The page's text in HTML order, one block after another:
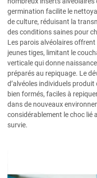
germination facilite le
de culture, réduisant la
des conditions saines pour
Les parois alvéolaires
jeunes tiges, limitant le
verticale qui donne
préparés au repiquage. Le
d’alvéoles individuels
bien formés, faciles à
dans de nouveaux
considérablement le choc lié
survie.